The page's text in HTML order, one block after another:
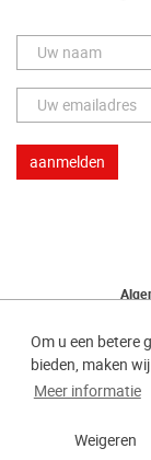
Om u een betere
bieden, maken
Meer informatie
Weigeren